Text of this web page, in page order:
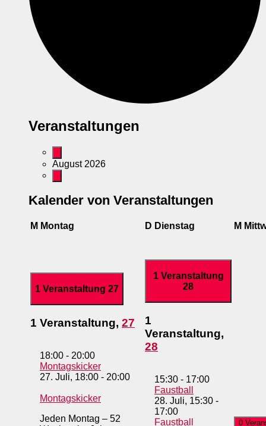
Veranstaltungen
August 2026
Kalender von Veranstaltungen
M Montag D Dienstag M
1 Veranstaltung 27
1 Veranstaltung, 27
18:00 - 20:00
Montagskicker
27. Juli, 18:00 - 20:00
Montagskicker
Jeden Montag – 52
1 Veranstaltung
28
1
Veranstaltung,
28
15:30 - 17:00
Faustball
28. Juli, 15:30 -
17:00
Faustball
0